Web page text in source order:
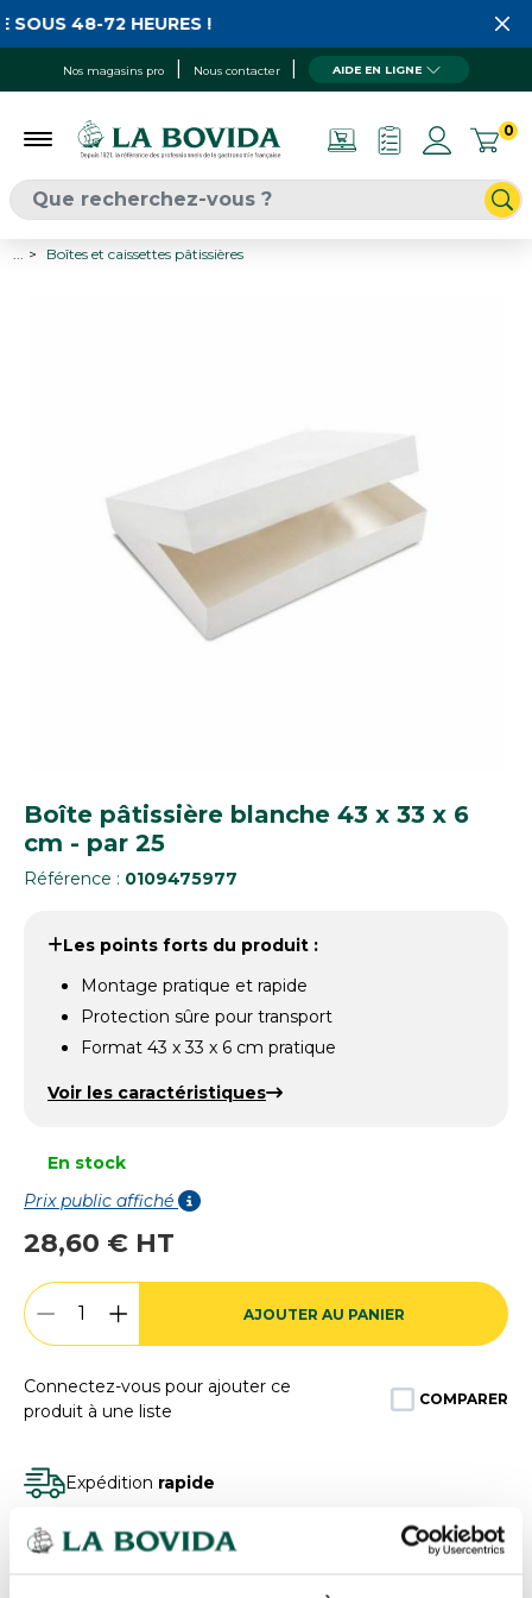
Nos magasins pro Nous contacter AIDE EN LIGNE
0
48-72 HEURES !
Boîtes et caissettes pâtissières
Boîte pâtissière blanche 43 x 33 x 6
cm - par 25
Référence : 0109475977
Les points forts du produit :
Montage pratique et rapide
Protection sûre pour transport
Format 43 x 33 x 6 cm pratique
Voir les caractéristiques
En stock
Prix public affiché
28,60 € HT
AJOUTER AU PANIER
Connectez-vous pour ajouter ce
produit à une liste
COMPARER
Expédition rapide